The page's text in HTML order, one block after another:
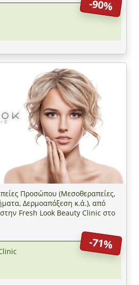
-90%
Προσώπου (Μεσοθεραπείες,
Δερμοαπόξεση κ.ά.), από
στην Fresh Look Beauty Clinic στο
-71%